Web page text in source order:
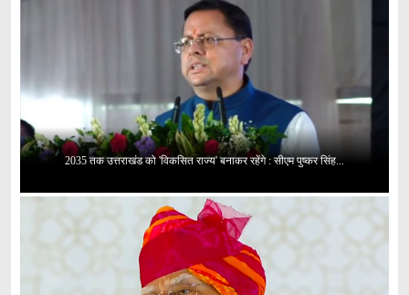
2035 तक उत्तराखंड को 'विकसित राज्य' बनाकर रहेंगे : सीएम पुष्कर सिंह...